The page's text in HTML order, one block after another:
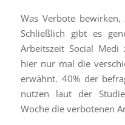
Was Verbote bewirken,
Schließlich gibt es
Arbeitszeit Social Medi
hier nur mal die
erwähnt. 40% der
nutzen laut der
Woche die verbotenen